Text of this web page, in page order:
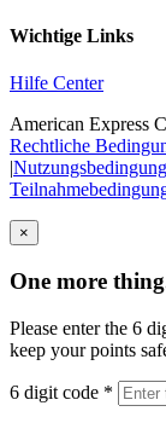
Wichtige Links
Hilfe Center
American Express
Rechtliche
|
×
One more
Please enter the 6
keep your points
6 digit code *